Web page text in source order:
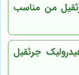
من مناسب
جرثقیل